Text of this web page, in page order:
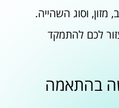
מזון, וסוג השהייה.
לכם להתמקד
בהתאמה